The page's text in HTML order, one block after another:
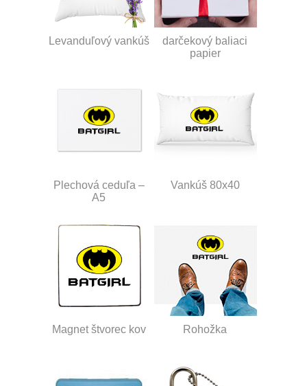
Levanduľový vankúš
darčekový baliaci
papier
Plechová ceduľa –
A5
Vankúš 80x40
Magnet štvorec kov Rohožka